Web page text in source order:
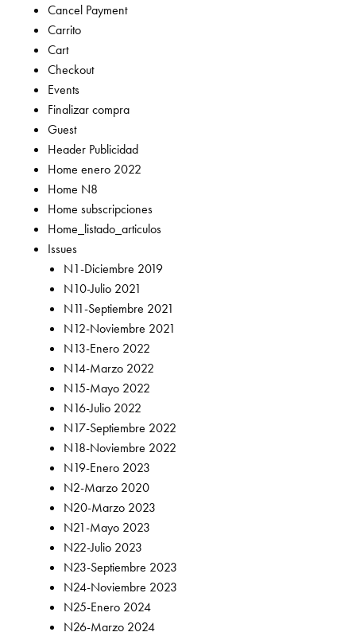
Cancel Payment
Carrito
Cart
Checkout
Events
Finalizar compra
Guest
Header Publicidad
Home enero 2022
Home N8
Home subscripciones
Home_listado_articulos
Issues
N1-Diciembre 2019
N10-Julio 2021
N11-Septiembre 2021
N12-Noviembre 2021
N13-Enero 2022
N14-Marzo 2022
N15-Mayo 2022
N16-Julio 2022
N17-Septiembre 2022
N18-Noviembre 2022
N19-Enero 2023
N2-Marzo 2020
N20-Marzo 2023
N21-Mayo 2023
N22-Julio 2023
N23-Septiembre 2023
N24-Noviembre 2023
N25-Enero 2024
N26-Marzo 2024